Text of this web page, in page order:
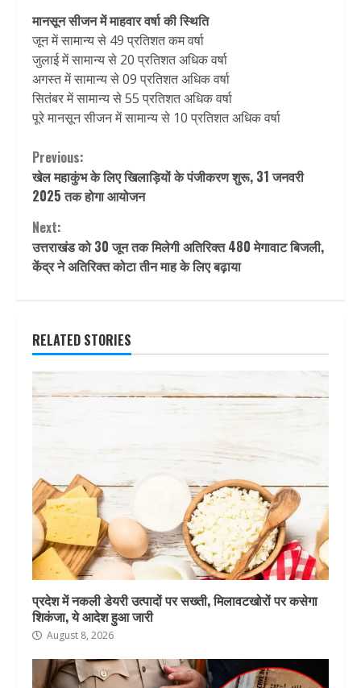
मानसून सीजन में माहवार वर्षा की स्थिति
जून में सामान्य से 49 प्रतिशत कम वर्षा
जुलाई में सामान्य से 20 प्रतिशत अधिक वर्षा
अगस्त में सामान्य से 09 प्रतिशत अधिक वर्षा
सितंबर में सामान्य से 55 प्रतिशत अधिक वर्षा
पूरे मानसून सीजन में सामान्य से 10 प्रतिशत अधिक वर्षा
Continue
Reading
Previous:
खेल महाकुंभ के लिए खिलाड़ियों के पंजीकरण शुरू, 31 जनवरी
2025 तक होगा आयोजन
Next:
उत्तराखंड को 30 जून तक मिलेगी अतिरिक्त 480 मेगावाट बिजली,
केंद्र ने अतिरिक्त कोटा तीन माह के लिए बढ़ाया
RELATED STORIES
प्रदेश में नकली डेयरी उत्पादों पर सख्ती, मिलावटखोरों पर कसेगा
शिकंजा, ये आदेश हुआ जारी
August 8, 2026